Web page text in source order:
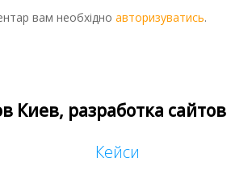
вам необхідно авторизуватись.
Киев, разработка сайтов
Кейси